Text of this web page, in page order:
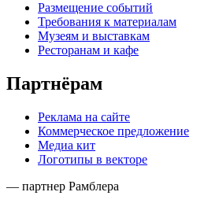
Размещение событий
Требования к материалам
Музеям и выставкам
Ресторанам и кафе
Партнёрам
Реклама на сайте
Коммерческое предложение
Медиа кит
Логотипы в векторе
— партнер Рамблера